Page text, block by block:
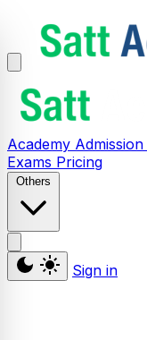
Academy Admission
Exams Pricing
Others
Sign in